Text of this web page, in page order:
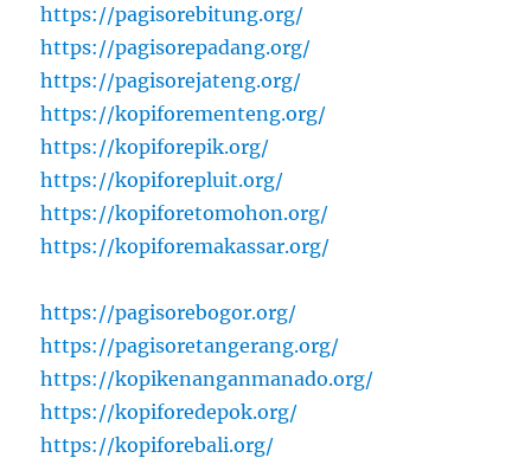
https://pagisorebitung.org/
https://pagisorepadang.org/
https://pagisorejateng.org/
https://kopiforementeng.org/
https://kopiforepik.org/
https://kopiforepluit.org/
https://kopiforetomohon.org/
https://kopiforemakassar.org/
https://pagisorebogor.org/
https://pagisoretangerang.org/
https://kopikenanganmanado.org/
https://kopiforedepok.org/
https://kopiforebali.org/